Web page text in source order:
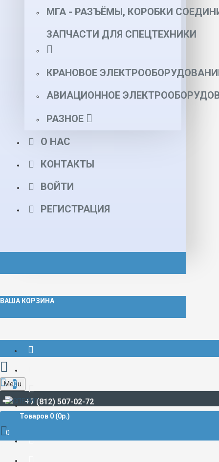
МГА - РАЗЪЁМЫ, КОРОБКИ
ЗАПЧАСТИ ДЛЯ СПЕЦТЕХНИКИ
КРАНОВОЕ
АВИАЦИОННОЕ
РАЗНОЕ
О НАС
КОНТАКТЫ
ВОЙТИ
РЕГИСТРАЦИЯ
ВАША КОРЗИНА
+7 (812) 507-02-72
Menu
0
Товаров 0 (0р.)
0
СВЕТОТЕХНИЧЕСКАЯ ПРОДУКЦИЯ